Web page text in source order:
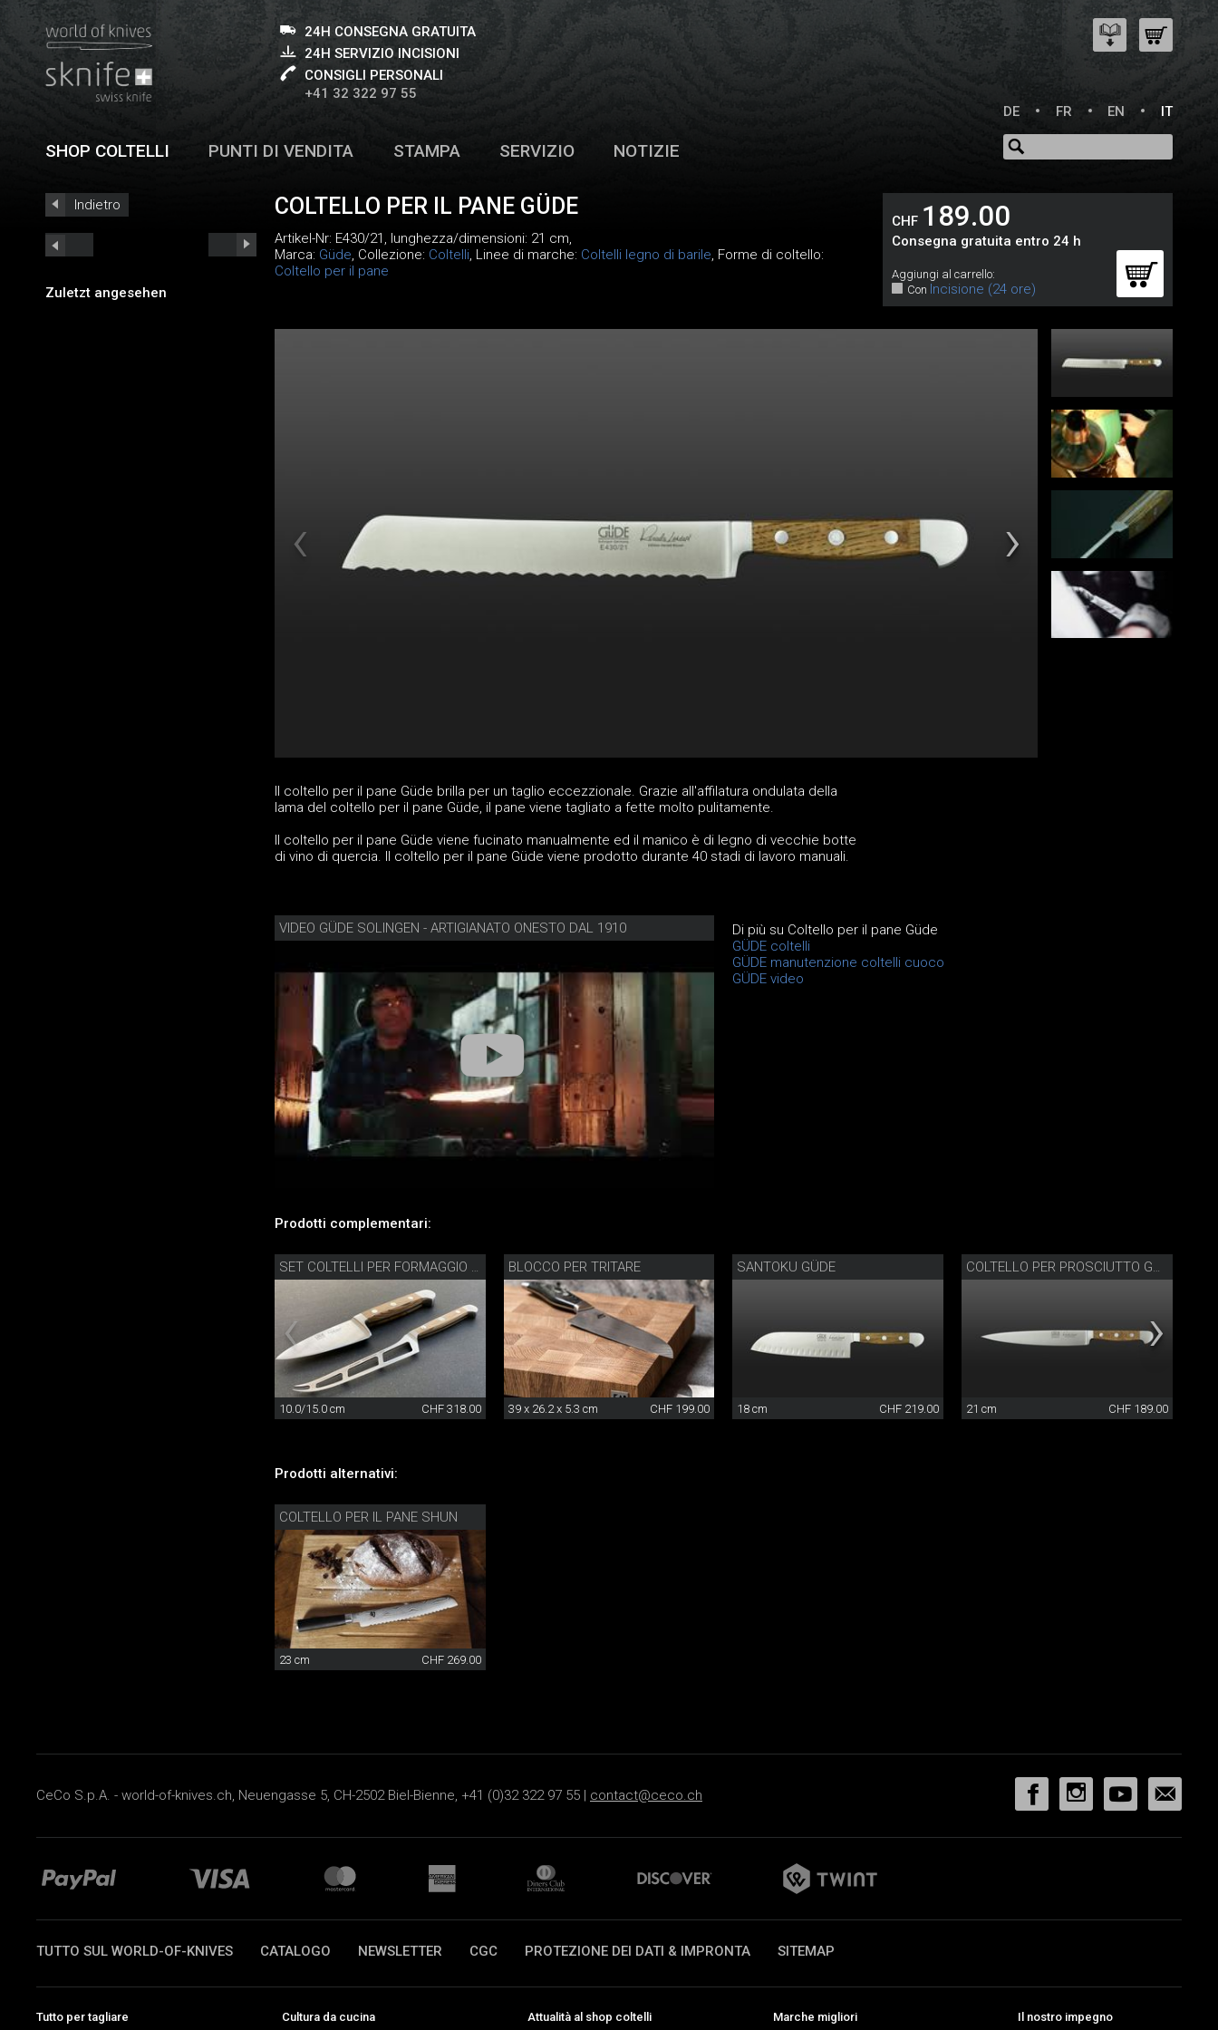
24H CONSEGNA GRATUITA
24H SERVIZIO INCISIONI
CONSIGLI PERSONALI
+41 32 322 97 55
DE
FR EN IT
SHOP COLTELLI PUNTI DI VENDITA STAMPA SERVIZIO NOTIZIE
Indietro
Zuletzt angesehen
COLTELLO PER IL PANE GÜDE
Artikel-Nr: E430/21 , lunghezza/dimensioni: 21 cm,
Marca: Güde, Collezione: Coltelli, Linee di marche: Coltelli legno di barile, Forme di coltello:
Coltello per il pane
CHF 189.00
Consegna gratuita entro 24 h
Aggiungi al carrello:
Con Incisione (24 ore)
Il coltello per il pane Güde brilla per un taglio eccezzionale. Grazie all'affilatura ondulata della
lama del coltello per il pane Güde, il pane viene tagliato a fette molto pulitamente.
Il coltello per il pane Güde viene fucinato manualmente ed il manico è di legno di vecchie botte
di vino di quercia. Il coltello per il pane Güde viene prodotto durante 40 stadi di lavoro manuali.
VIDEO GÜDE SOLINGEN - ARTIGIANATO ONESTO DAL 1910
Di più su Coltello per il pane Güde
GÜDE coltelli
GÜDE manutenzione coltelli cuoco
GÜDE video
Prodotti complementari:
SET COLTELLI PER FORMAGGIO GÜDE
10.0/15.0 cm CHF 318.00
BLOCCO PER TRITARE
39 x 26.2 x 5.3 cm CHF 199.00
SANTOKU GÜDE
18 cm CHF 219.00
COLTELLO PER PROSCIUTTO GÜDE
21 cm CHF 189.00
Prodotti alternativi:
COLTELLO PER IL PANE SHUN
23 cm CHF 269.00
CeCo S.p.A. - world-of-knives.ch, Neuengasse 5, CH-2502 Biel-Bienne, +41 (0)32 322 97 55 | contact@ceco.ch
TUTTO SUL WORLD-OF-KNIVES CATALOGO NEWSLETTER CGC PROTEZIONE DEI DATI & IMPRONTA SITEMAP
Tutto per tagliare Cultura da cucina Attualità al shop coltelli Marche migliori Il nostro impegno